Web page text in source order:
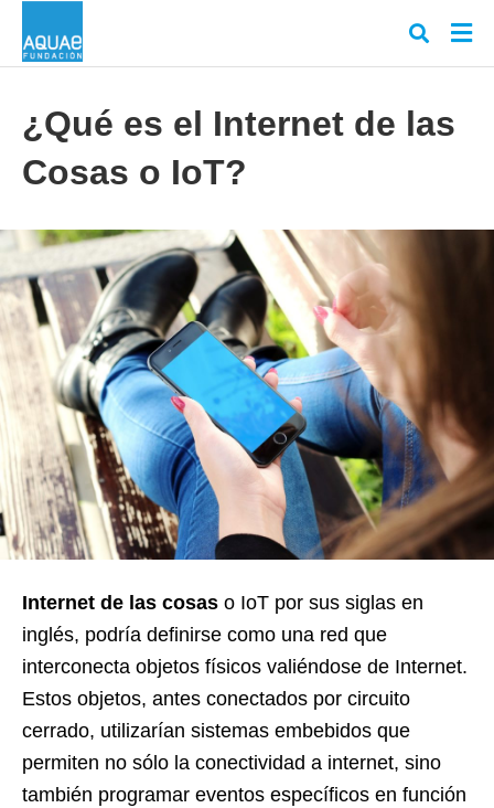
y
¿Qué es el Internet de las
Cosas o IoT?
Internet de las cosas o IoT por sus siglas en
inglés, podría definirse como una red que
interconecta objetos físicos valiéndose de Internet.
Estos objetos, antes conectados por circuito
cerrado, utilizarían sistemas embebidos que
permiten no sólo la conectividad a internet, sino
también programar eventos específicos en función